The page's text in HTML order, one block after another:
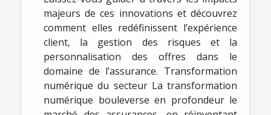
majeurs de ces innovations et découvrez
comment elles redéfinissent l’expérience
client, la gestion des risques et la
personnalisation des offres dans le
domaine de l’assurance. Transformation
numérique du secteur La transformation
numérique bouleverse en profondeur le